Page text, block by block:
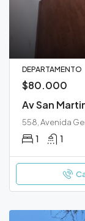
DEPARTAMENTO
$80.000
Av San
1 1